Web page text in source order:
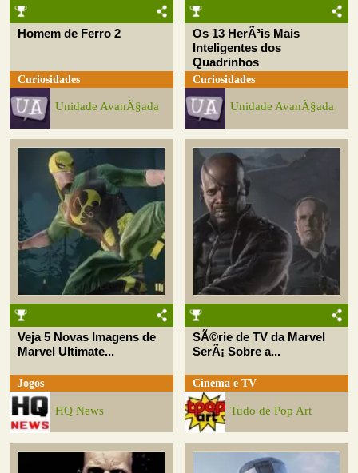
Homem de Ferro 2
Curiosidades
Unidade AvanÃ§ada
Os 13 HerÃ³is Mais
Inteligentes dos
Quadrinhos
Curiosidades
Unidade AvanÃ§ada
Veja 5 Novas Imagens de
Marvel Ultimate...
Jogos
HQ News
SÃ©rie de TV da Marvel
SerÃ¡ Sobre a...
Cinema e TV
Tudo de Pop Art